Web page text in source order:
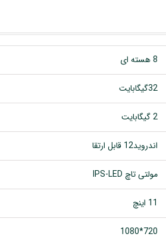
8 هسته ای
32گیگابایت
2 گیگابایت
اندروید12 قابل ارتقا
مولتی تاچ IPS-LED
11 اینچ
720*1080